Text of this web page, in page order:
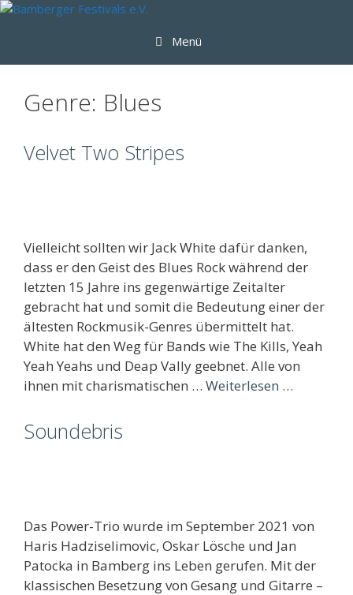
Zum
Menü
Genre: Blues
Velvet Two Stripes
Vielleicht sollten wir Jack White dafür danken,
dass er den Geist des Blues Rock während der
letzten 15 Jahre ins gegenwärtige Zeitalter
gebracht hat und somit die Bedeutung einer der
ältesten Rockmusik-Genres übermittelt hat.
White hat den Weg für Bands wie The Kills, Yeah
Yeah Yeahs und Deap Vally geebnet. Alle von
ihnen mit charismatischen … Weiterlesen …
Soundebris
Das Power-Trio wurde im September 2021 von
Haris Hadziselimovic, Oskar Lösche und Jan
Patocka in Bamberg ins Leben gerufen. Mit der
klassischen Besetzung von Gesang und Gitarre –